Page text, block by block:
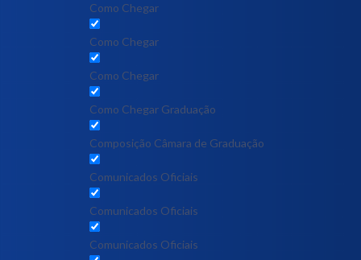
Como Chegar
Como Chegar
Como Chegar
Como Chegar Graduação
Composição Câmara de Graduação
Comunicados Oficiais
Comunicados Oficiais
Comunicados Oficiais